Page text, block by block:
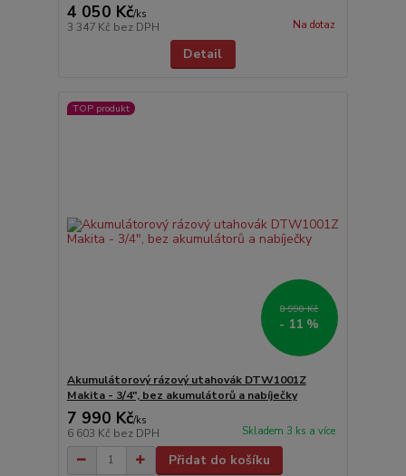
4 050 Kč/ks
3 347 Kč bez DPH Na dotaz
Detail
TOP produkt
8 990 Kč
- 11 %
Akumulátorový rázový utahovák DTW1001Z
Makita - 3/4", bez akumulátorů a nabíječky
7 990 Kč/ks
6 603 Kč bez DPH Skladem 3 ks a více
Přidat do košíku